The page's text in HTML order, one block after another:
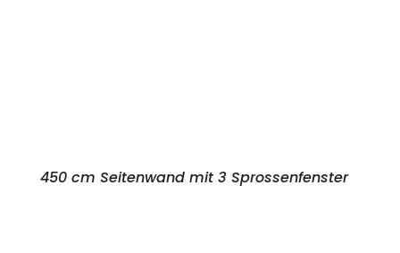
450 cm Seitenwand mit 3 Sprossenfenster